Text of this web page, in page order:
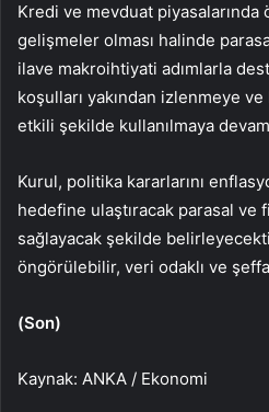
Kredi ve mevduat piyasalarında
gelişmeler olması halinde
ilave makroihtiyati adımlarla
koşulları yakından izlenmeye
etkili şekilde kullanılmaya
Kurul, politika kararlarını
hedefine ulaştıracak parasal ve
sağlayacak şekilde
öngörülebilir, veri odaklı ve
(Son)
Kaynak: ANKA / Ekonomi